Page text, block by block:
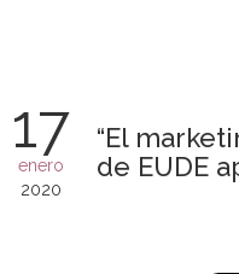
17
enero
2020
“El
de EUDE